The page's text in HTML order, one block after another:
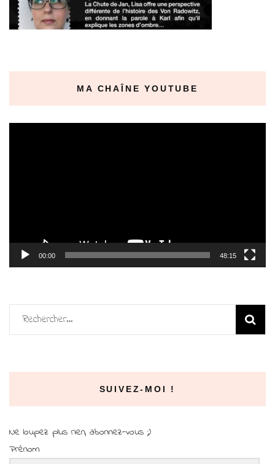
MA CHAÎNE YOUTUBE
00:00 48:15
Rechercher :
SUIVEZ-MOI !
Ne loupez plus rien, abonnez-vous ;)
Prénom